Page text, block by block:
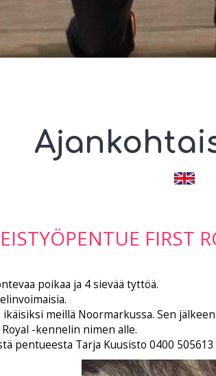
FIRST
poikaa ja 4 sievää tyttöä.
meillä Noormarkussa. Sen
-kennelin nimen alle.
pentueesta Tarja Kuusisto 0400 505613